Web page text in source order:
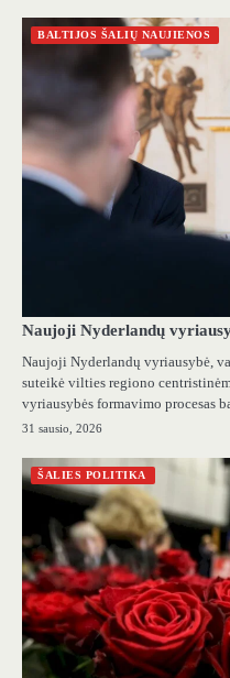
BALTIJOS ŠALIŲ NAUJIENOS
Naujoji Nyderlandų
Naujoji Nyderlandų vyriausybė,
suteikė vilties regiono
vyriausybės formavimo procesas
31 sausio, 2026
ŠALIES POLITIKA